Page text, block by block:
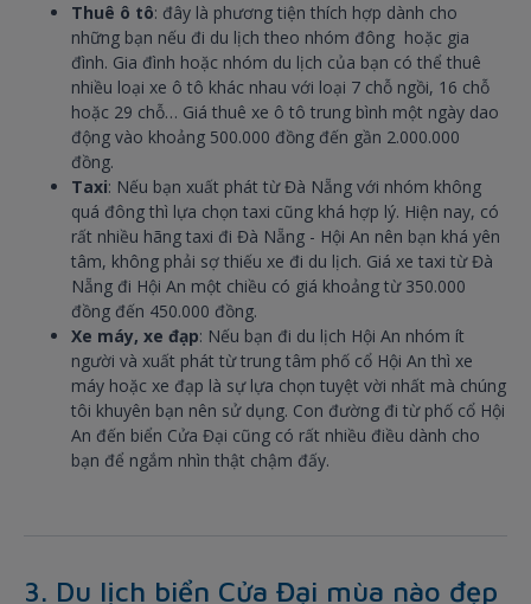
Thuê ô tô: đây là phương tiện thích hợp dành cho
những bạn nếu đi du lịch theo nhóm đông hoặc gia
đình. Gia đình hoặc nhóm du lịch của bạn có thể thuê
nhiều loại xe ô tô khác nhau với loại 7 chỗ ngồi, 16 chỗ
hoặc 29 chỗ… Giá thuê xe ô tô trung bình một ngày dao
động vào khoảng 500.000 đồng đến gần 2.000.000
đồng.
Taxi: Nếu bạn xuất phát từ Đà Nẵng với nhóm không
quá đông thì lựa chọn taxi cũng khá hợp lý. Hiện nay, có
rất nhiều hãng taxi đi Đà Nẵng - Hội An nên bạn khá yên
tâm, không phải sợ thiếu xe đi du lịch. Giá xe taxi từ Đà
Nẵng đi Hội An một chiều có giá khoảng từ 350.000
đồng đến 450.000 đồng.
Xe máy, xe đạp: Nếu bạn đi du lịch Hội An nhóm ít
người và xuất phát từ trung tâm phố cổ Hội An thì xe
máy hoặc xe đạp là sự lựa chọn tuyệt vời nhất mà chúng
tôi khuyên bạn nên sử dụng. Con đường đi từ phố cổ Hội
An đến biển Cửa Đại cũng có rất nhiều điều dành cho
bạn để ngắm nhìn thật chậm đấy.
3. Du lịch biển Cửa Đại mùa nào đẹp